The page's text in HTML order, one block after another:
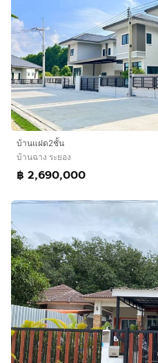
บ้านแฝด2ชั้น
บ้านฉาง ระยอง
฿ 2,690,000